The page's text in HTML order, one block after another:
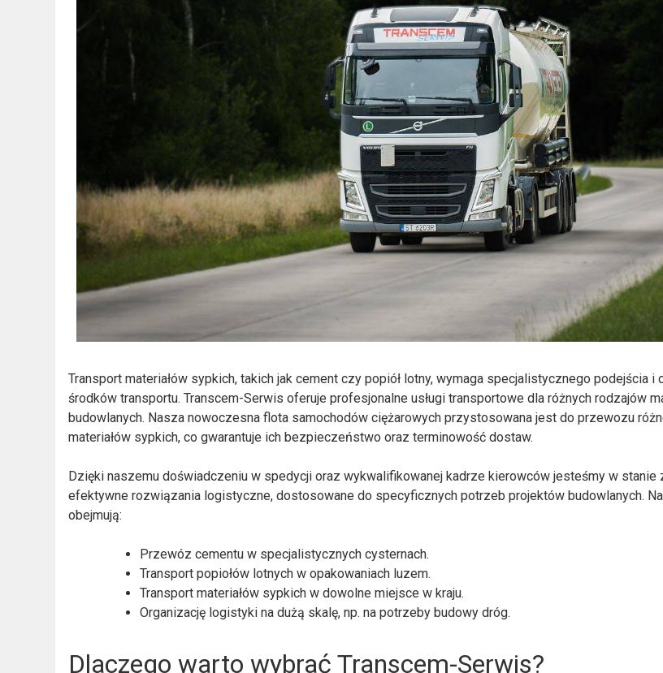
Transport materiałów sypkich, takich jak cement czy popiół lotny, wymaga specjalistycznego podejścia i
środków transportu. Transcem-Serwis oferuje profesjonalne usługi transportowe dla różnych rodzajów
budowlanych. Nasza nowoczesna flota samochodów ciężarowych przystosowana jest do przewozu
materiałów sypkich, co gwarantuje ich bezpieczeństwo oraz terminowość dostaw.
Dzięki naszemu doświadczeniu w spedycji oraz wykwalifikowanej kadrze kierowców jesteśmy w stanie
efektywne rozwiązania logistyczne, dostosowane do specyficznych potrzeb projektów budowlanych.
obejmują:
Przewóz cementu w specjalistycznych cysternach.
Transport popiołów lotnych w opakowaniach luzem.
Transport materiałów sypkich w dowolne miejsce w kraju.
Organizację logistyki na dużą skalę, np. na potrzeby budowy dróg.
Dlaczego warto wybrać Transcem-Serwis?